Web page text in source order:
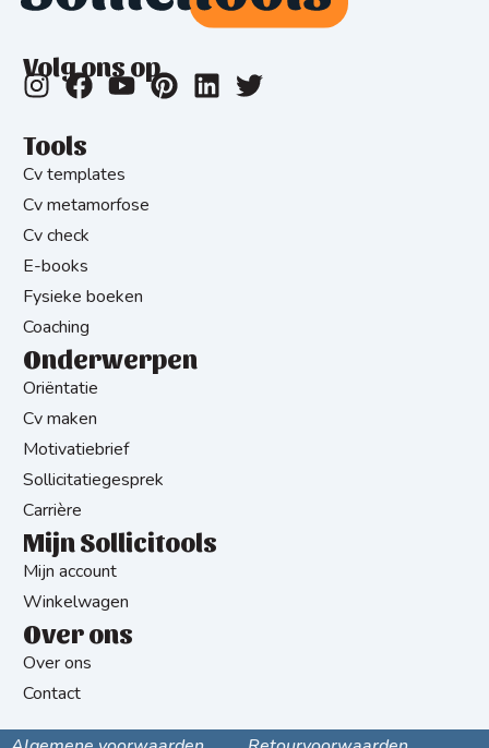
Volg ons op
Tools
Cv templates
Cv metamorfose
Cv check
E-books
Fysieke boeken
Coaching
Onderwerpen
Oriëntatie
Cv maken
Motivatiebrief
Sollicitatiegesprek
Carrière
Mijn Sollicitools
Mijn account
Winkelwagen
Over ons
Over ons
Contact